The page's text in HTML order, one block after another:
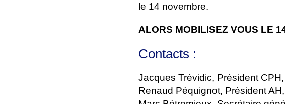
le 14 novembre.
ALORS MOBILISEZ VOUS LE
Contacts :
Jacques Trévidic, Président
Renaud Péquignot, Président